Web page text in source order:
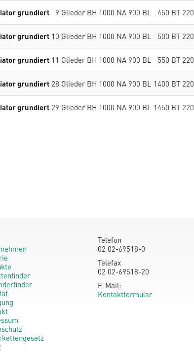
grundiert9 Glieder BH 1000 NA 900 BL 450 BT 220
grundiert10 Glieder BH 1000 NA 900 BL 500 BT 220
grundiert11 Glieder BH 1000 NA 900 BL 550 BT 220
grundiert28 Glieder BH 1000 NA 900 BL 1400 BT 220
grundiert29 Glieder BH 1000 NA 900 BL 1450 BT 220
Telefon
02 02-69518-0
Telefax
02 02-69518-20
E-Mail:
Kontaktformular